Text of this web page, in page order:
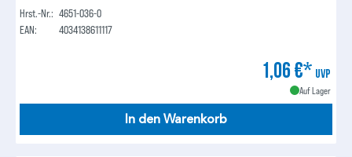
Hrst.-Nr.: 4651-036-0
EAN:
4034138611117
1,06 €* UVP
Auf Lager
In den Warenkorb